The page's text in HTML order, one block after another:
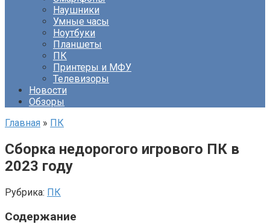
Наушники
Умные часы
Ноутбуки
Планшеты
ПК
Принтеры и МФУ
Телевизоры
Новости
Обзоры
Главная » ПК
Сборка недорогого игрового ПК в
2023 году
Рубрика: ПК
Содержание